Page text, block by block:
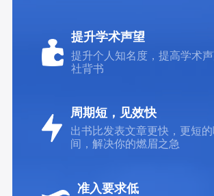
提升学术声望
提升个人知名度，提高学术
社背书
周期短，见效快
出书比发表文章更快，更短
间，解决你的燃眉之急
准入要求低